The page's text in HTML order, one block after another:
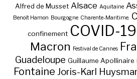
Alfred de Musset Alsace Aquitaine
Benoît Hamon Bourgogne Charente-Maritime.
confinement COVID-19
Macron
Festival de Cannes
Guadeloupe Guillaume Apollinaire
Fontaine Joris-Karl